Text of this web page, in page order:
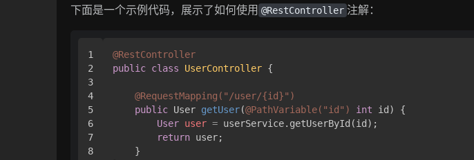
下面是一个示例代码，展示了如何使用 @RestController 注解：
1
2
3
4
5
6
7
8
@RestController
public class UserController {
@RequestMapping("/user/{id}")
public User getUser(@PathVariable("id") int id)
{
User user = userService.getUserById(id);
return user;
    }